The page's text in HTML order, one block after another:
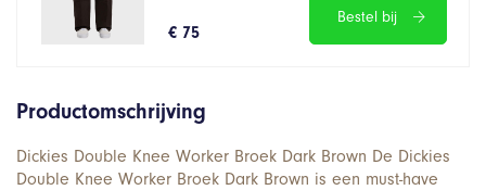
€ 75
Bestel bij
Productomschrijving
Dickies Double Knee Worker Broek Dark Brown De Dickies
Double Knee Worker Broek Dark Brown is een must-have